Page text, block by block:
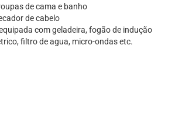
de cama e banho
de cabelo
com geladeira, fogão de indução
filtro de agua, micro-ondas etc.